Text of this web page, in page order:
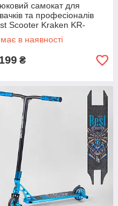
самокат для
та професіоналів
Scooter Kraken KR-
Чорний / Срібний
HIC
в наявності
₴